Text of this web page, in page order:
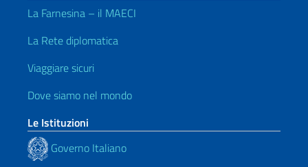
La Farnesina – il MAECI
La Rete diplomatica
Viaggiare sicuri
Dove siamo nel mondo
Le Istituzioni
Governo Italiano